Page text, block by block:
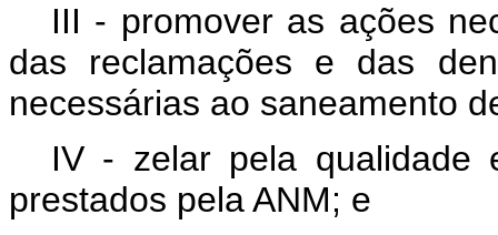
III - promover as ações
das reclamações e das
necessárias ao saneamento
IV - zelar pela qualidade
prestados pela ANM; e